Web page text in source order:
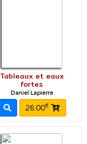
Tableaux et eaux
fortes
Daniel Lapierre
26.00€